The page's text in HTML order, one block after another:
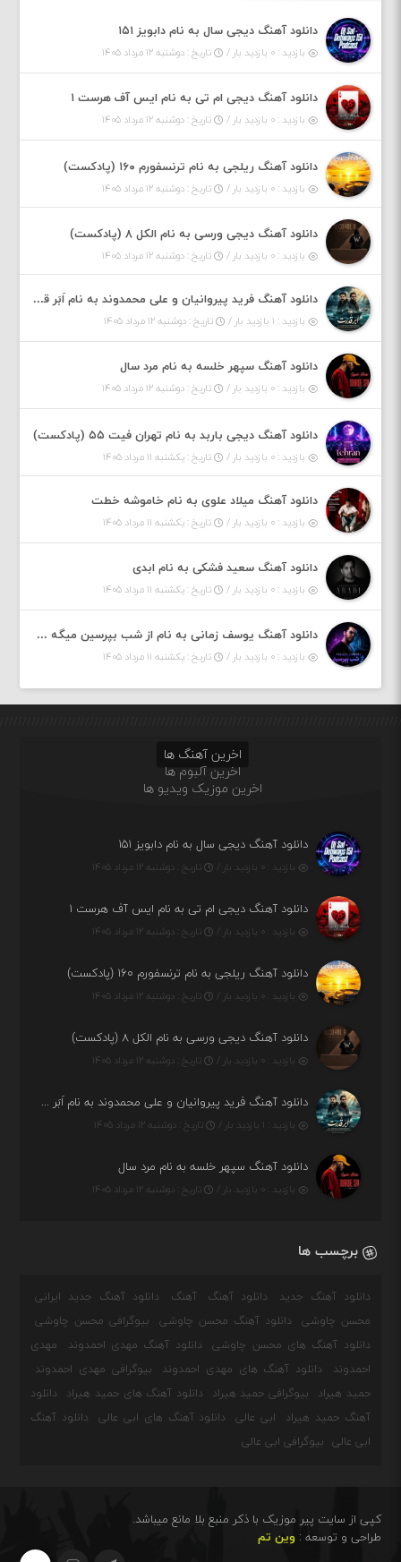
دانلود آهنگ دیجی سال به نام دابویز ۱۵۱
بازدید : ۰ بازدید بار / تاریخ : دوشنبه ۱۲ مرداد ۱۴۰۵
دانلود آهنگ دیجی ام تی به نام ایس آف هرست ۱
بازدید : ۰ بازدید بار / تاریخ : دوشنبه ۱۲ مرداد ۱۴۰۵
دانلود آهنگ ریلجی به نام ترنسفورم ۱۶۰ (پادکست)
بازدید : ۰ بازدید بار / تاریخ : دوشنبه ۱۲ مرداد ۱۴۰۵
دانلود آهنگ دیجی ورسی به نام الکل ۸ (پادکست)
بازدید : ۰ بازدید بار / تاریخ : دوشنبه ۱۲ مرداد ۱۴۰۵
دانلود آهنگ فرید پیروانیان و علی محمدوند به نام اَبَر قدرت
بازدید : ۱ بازدید بار / تاریخ : دوشنبه ۱۲ مرداد ۱۴۰۵
دانلود آهنگ سپهر خلسه به نام مرد سال
بازدید : ۰ بازدید بار / تاریخ : دوشنبه ۱۲ مرداد ۱۴۰۵
دانلود آهنگ دیجی باربد به نام تهران فیت ۵۵ (پادکست)
بازدید : ۰ بازدید بار / تاریخ : یکشنبه ۱۱ مرداد ۱۴۰۵
دانلود آهنگ میلاد علوی به نام خاموشه خطت
بازدید : ۰ بازدید بار / تاریخ : یکشنبه ۱۱ مرداد ۱۴۰۵
دانلود آهنگ سعید فشکی به نام ابدی
بازدید : ۰ بازدید بار / تاریخ : یکشنبه ۱۱ مرداد ۱۴۰۵
دانلود آهنگ یوسف زمانی به نام از شب بپرسین میگه چه روزگاری دارم
بازدید : ۰ بازدید بار / تاریخ : یکشنبه ۱۱ مرداد ۱۴۰۵
اخرین آهنگ ها
اخرین آلبوم ها
اخرین موزیک ویدیو ها
دانلود آهنگ دیجی سال به نام دابویز ۱۵۱
بازدید : ۰ بازدید بار / تاریخ : دوشنبه ۱۲ مرداد ۱۴۰۵
دانلود آهنگ دیجی ام تی به نام ایس آف هرست ۱
بازدید : ۰ بازدید بار / تاریخ : دوشنبه ۱۲ مرداد ۱۴۰۵
دانلود آهنگ ریلجی به نام ترنسفورم ۱۶۰ (پادکست)
بازدید : ۰ بازدید بار / تاریخ : دوشنبه ۱۲ مرداد ۱۴۰۵
دانلود آهنگ دیجی ورسی به نام الکل ۸ (پادکست)
بازدید : ۰ بازدید بار / تاریخ : دوشنبه ۱۲ مرداد ۱۴۰۵
دانلود آهنگ فرید پیروانیان و علی محمدوند به نام اَبَر قدرت
بازدید : ۱ بازدید بار / تاریخ : دوشنبه ۱۲ مرداد ۱۴۰۵
دانلود آهنگ سپهر خلسه به نام مرد سال
بازدید : ۰ بازدید بار / تاریخ : دوشنبه ۱۲ مرداد ۱۴۰۵
برچسب ها
دانلود آهنگ جدید دانلود آهنگ آهنگ
دانلود آهنگ جدید ایرانی
محسن چاوشی
دانلود آهنگ محسن چاوشی
بیوگرافی محسن چاوشی
دانلود آهنگ های محسن چاوشی
دانلود آهنگ مهدی احمدوند
مهدی
احمدوند
دانلود آهنگ های مهدی احمدوند
بیوگرافی مهدی احمدوند
حمید هیراد
بیوگرافی حمید هیراد دانلود آهنگ های حمید هیراد
دانلود
آهنگ حمید هیراد
ابی عالی دانلود آهنگ های ابی عالی
دانلود آهنگ
ابی عالی
بیوگرافی ابی عالی
کپی از سایت پیر موزیک با ذکر منبع بلا مانع میباشد.
طراحی و توسعه :وین تم